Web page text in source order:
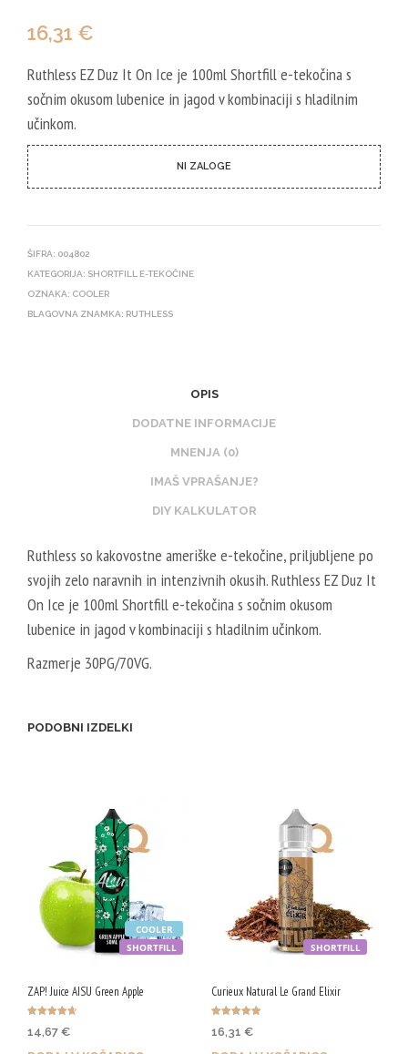
16,31 €
Ruthless EZ Duz It On Ice je 100ml Shortfill e-tekočina s
sočnim okusom lubenice in jagod v kombinaciji s hladilnim
učinkom.
NI ZALOGE
ŠIFRA: 004802
KATEGORIJA: SHORTFILL E-TEKOČINE
OZNAKA: COOLER
BLAGOVNA ZNAMKA: RUTHLESS
OPIS
DODATNE INFORMACIJE
MNENJA (0)
IMAŠ VPRAŠANJE?
DIY KALKULATOR
Ruthless so kakovostne ameriške e-tekočine, priljubljene po
svojih zelo naravnih in intenzivnih okusih. Ruthless EZ Duz It
On Ice je 100ml Shortfill e-tekočina s sočnim okusom
lubenice in jagod v kombinaciji s hladilnim učinkom.
Razmerje 30PG/70VG.
PODOBNI IZDELKI
SHORTFILL
COOLER
ZAP! Juice AISU Green Apple
4.67
14,67 €
SHORTFILL
Curieux Natural Le Grand Elixir
5.00
16,31 €